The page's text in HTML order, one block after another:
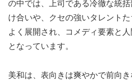
の中では、上司である冷徹な統
け合いや、クセの強いタレント
よく展開され、コメディ要素と
となっています。
美和は、表向きは爽やかで前向